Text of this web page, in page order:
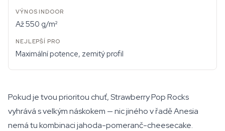
Až 550 g/m²
Maximální potence, zemitý profil
Pokud je tvou prioritou chuť, Strawberry Pop Rocks
vyhrává s velkým náskokem — nic jiného v řadě Anesia
nemá tu kombinaci jahoda-pomeranč-cheesecake.